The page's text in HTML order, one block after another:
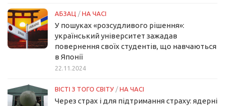
АБЗАЦ / НА ЧАСІ
У пошуках «розсудливого рішення»:
український університет зажадав
повернення своїх студентів, що навчаються
в Японії
22.11.2024
ВІСТІ З ТОГО СВІТУ / НА ЧАСІ
Через страх і для підтримання страху: ядерні